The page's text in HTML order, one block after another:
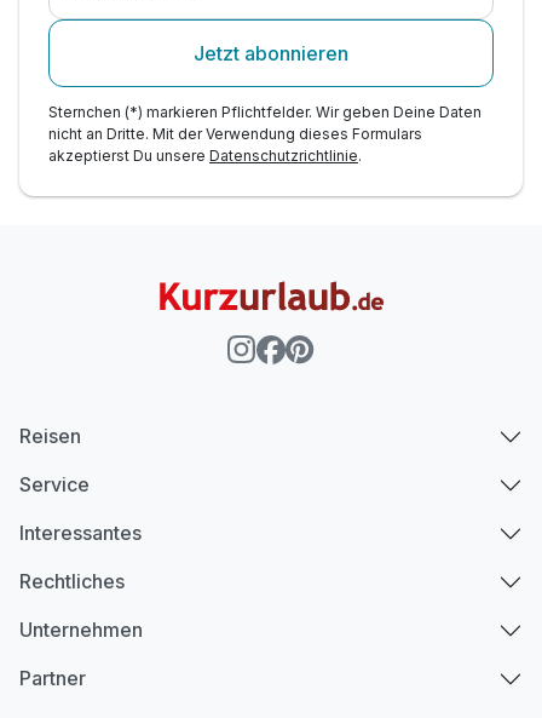
Jetzt abonnieren
Sternchen (*) markieren Pflichtfelder. Wir geben Deine Daten
nicht an Dritte. Mit der Verwendung dieses Formulars
akzeptierst Du unsere Datenschutzrichtlinie.
Reisen
Service
Interessantes
Rechtliches
Unternehmen
Partner